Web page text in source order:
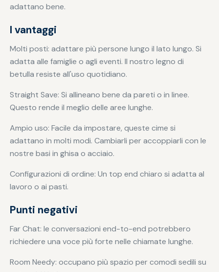
adattano bene.
I vantaggi
Molti posti: adattare più persone lungo il lato lungo. Si
adatta alle famiglie o agli eventi. Il nostro legno di
betulla resiste all'uso quotidiano.
Straight Save: Si allineano bene da pareti o in linee.
Questo rende il meglio delle aree lunghe.
Ampio uso: Facile da impostare, queste cime si
adattano in molti modi. Cambiarli per accoppiarli con le
nostre basi in ghisa o acciaio.
Configurazioni di ordine: Un top end chiaro si adatta al
lavoro o ai pasti.
Punti negativi
Far Chat: le conversazioni end-to-end potrebbero
richiedere una voce più forte nelle chiamate lunghe.
Room Needy: occupano più spazio per comodi sedili su